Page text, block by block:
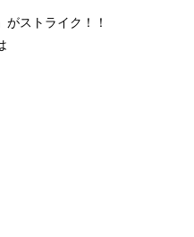
がストライク！！